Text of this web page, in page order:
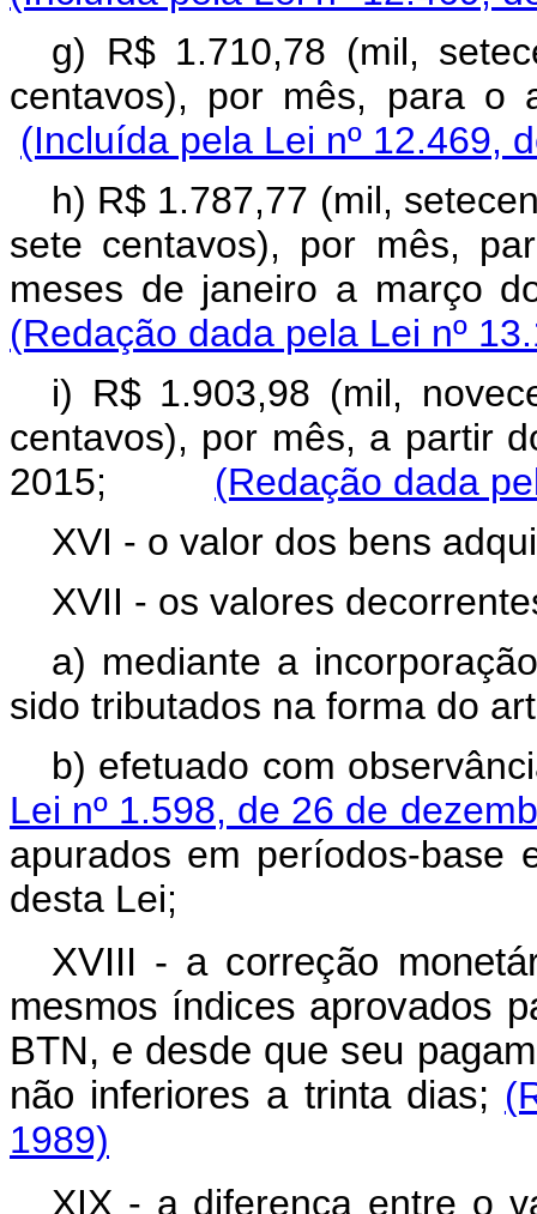
g) R$ 1.710,78 (mil,
centavos), por mês,
(Incluída pela Lei nº 12.469,
h) R$ 1.787,77 (mil,
sete centavos), por mês,
meses de janeiro a
(Redação dada pela Lei nº
i) R$ 1.903,98 (mil,
centavos), por mês, a partir
2015; (Redação dada
XVI - o valor dos bens
XVII - os valores
a) mediante a
sido tributados na forma do
b) efetuado com
Lei nº 1.598, de 26 de
apurados em períodos-base
desta Lei;
XVIII - a correção
mesmos índices aprovados
BTN, e desde que seu
não inferiores a trinta dias;
1989)
XIX - a diferença entre o